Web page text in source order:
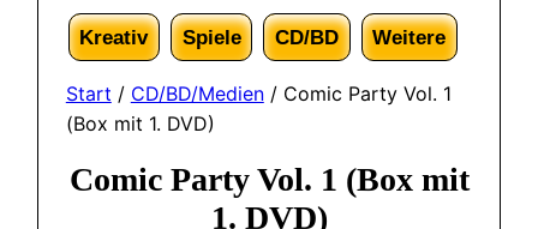
Kreativ Spiele CD/BD Weitere
Start / CD/BD/Medien/ Comic Party Vol. 1
(Box mit 1. DVD)
Comic Party Vol. 1 (Box mit
1. DVD)